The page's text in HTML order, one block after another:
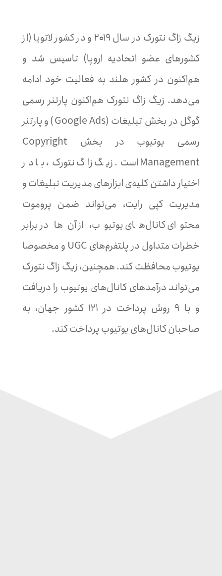
زیگ زاگ نتورک در سال ۲۰۱۹ و در کشور لاتویا (از
کشورهای عضو اتحادیه اروپا) تاسیس شد و
هم‌اکنون در کشور هلند به فعالیت خود ادامه
می‌دهد. زیگ زاگ نتورک هم‌اکنون پارتنر رسمی
گوگل در بخش تبلیغات (Google Ads) و پارتنر
رسمی یوتیوب در بخش‌ Copyright
Management است. زیگ زاگ نتورک، با در
اختیار داشتن کلیه‌ی ابزارهای مدیریت تبلیغات و
مدیریت کپی رایت، می‌تواند ضمن پروموت
محتوای کانال‌های یوتیوب، از آن‌ها در برابر
خطرات متداول در پلتفرم‌های UGC و مخصوصا
یوتیوب محافظت کند. همچنین، زیگ زاگ نتورک
می‌تواند درآمدهای کانال‌های یوتیوب را دریافت
و با ۹ روش پرداخت در ۱۲۱ کشور جهان، به
صاحبان کانال‌های یوتیوب پرداخت کند.